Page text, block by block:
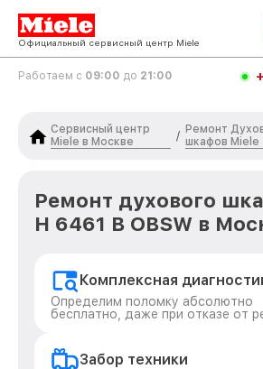
Официальный сервисный центр Miele
Работаем с 09:00 до 21:00
Сервисный центр
Miele в Москве
/
Ремонт
шкафов Miele
Ремонт духового
H 6461 B OBSW в
Комплексная
Определим поломку абсолютно
бесплатно, даже при отказе от
Забор техники